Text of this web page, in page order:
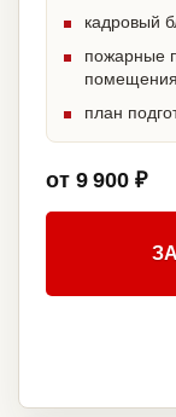
кадровый
пожарные
помещения
план
от 9 900 ₽